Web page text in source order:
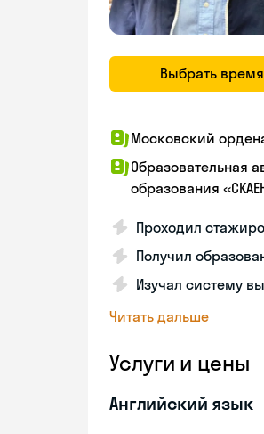
Выбрать время
Московский
Образовательная
образования
Проходил
Получил
Изучал систему
Читать дальше
Услуги и цены
Английский язык